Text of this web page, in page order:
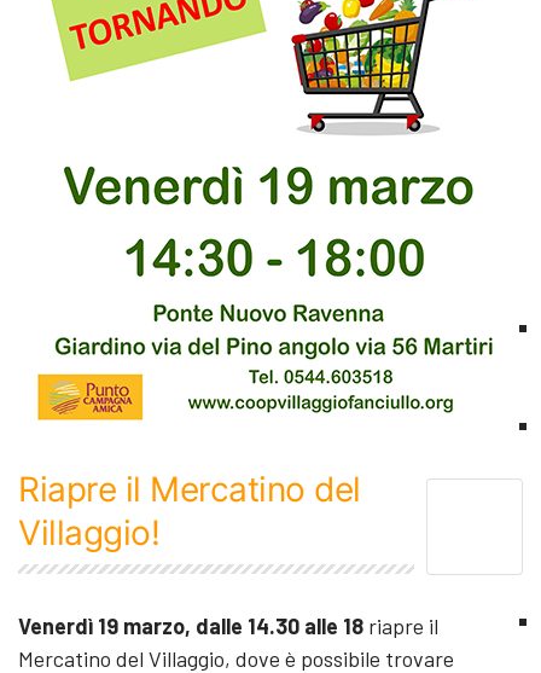
Riapre il Mercatino del
Villaggio!
Venerdì 19 marzo, dalle 14.30 alle 18 riapre il
Mercatino del Villaggio, dove è possibile trovare